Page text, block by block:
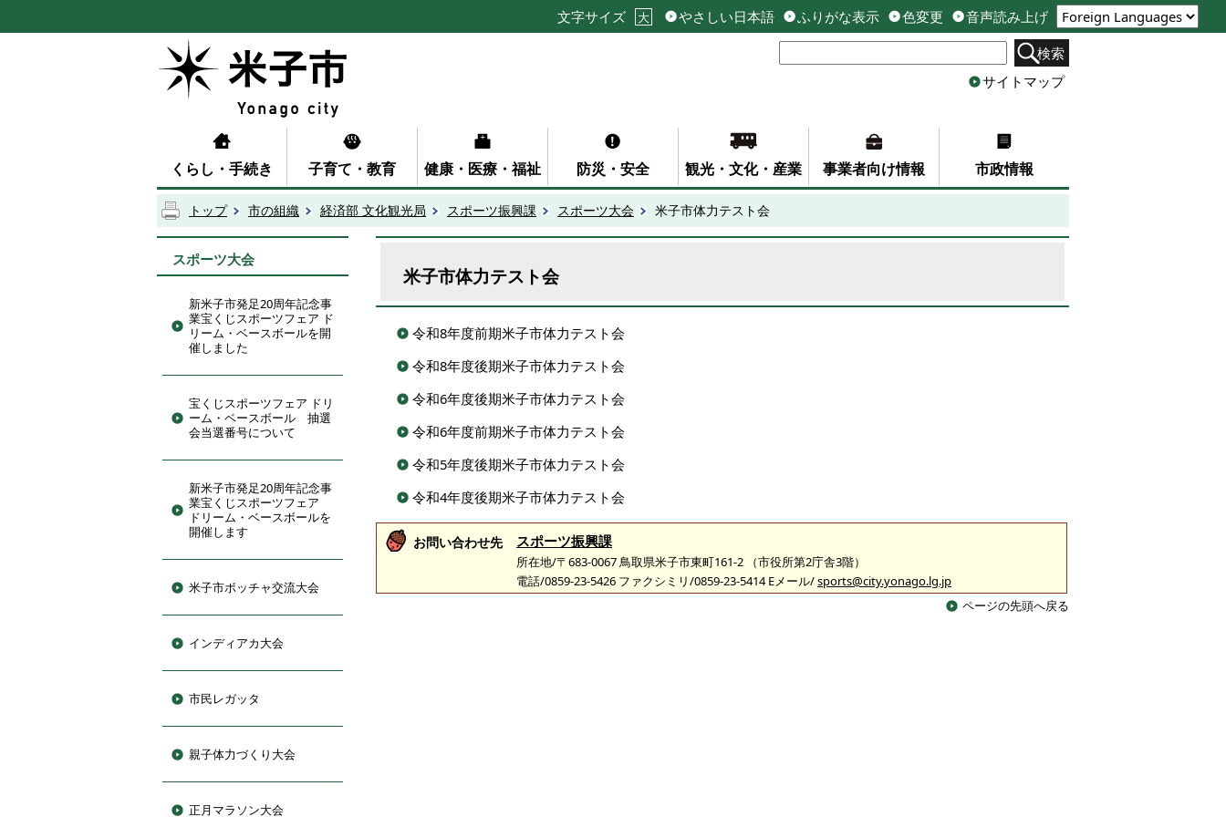
文字サイズ 大 やさしい日本語 ふりがな表示 色変更
音声読み上げ
検索
サイトマップ
くらし・手続き 子育て・教育 健康・医療・福祉 防災・安全 観光・文化・産業 事業者向け情報 市政情報
トップ 市の組織 経済部 文化観光局 スポーツ振興課 スポーツ大会 米子市体力テスト会
スポーツ大会
新米子市発足20周年記念事
業宝くじスポーツフェア ド
リーム・ベースボールを開
催しました
宝くじスポーツフェア ドリ
ーム・ベースボール 抽選
会当選番号について
新米子市発足20周年記念事
業宝くじスポーツフェア
ドリーム・ベースボールを
開催します
米子市ボッチャ交流大会
インディアカ大会
市民レガッタ
親子体力づくり大会
正月マラソン大会
米子市体力テスト会
令和8年度前期米子市体力テスト会
令和8年度後期米子市体力テスト会
令和6年度後期米子市体力テスト会
令和6年度前期米子市体力テスト会
令和5年度後期米子市体力テスト会
令和4年度後期米子市体力テスト会
お問い合わせ先 スポーツ振興課
所在地/〒683-0067 鳥取県米子市東町161-2 （市役所第2庁舎3階）
電話/0859-23-5426 ファクシミリ/0859-23-5414 Eメール/sports@city.yonago.lg.jp
ページの先頭へ戻る